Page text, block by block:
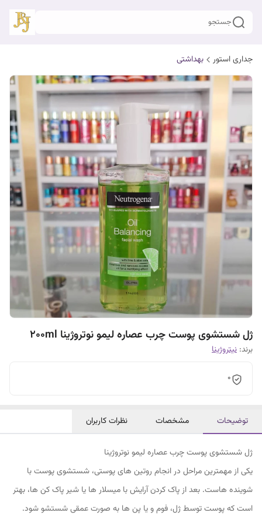
جستجو
جداری استور بهداشتی
ژل شستشوی پوست چرب عصاره لیمو نوتروژینا 200ml
برند: نیتروژینا
0
توضیحات مشخصات نظرات کاربران
ژل شستشوی پوست چرب عصاره لیمو نوتروژینا
یکی از مهمترین مراحل در انجام روتین های پوستی، شستشوی پوست با
شوینده هاست. بعد از پاک کردن آرایش با میسلار ها یا شیر پاک کن ها، بهتر
است که پوست توسط ژل، فوم و یا پن ها به صورت عمقی شستشو شود.